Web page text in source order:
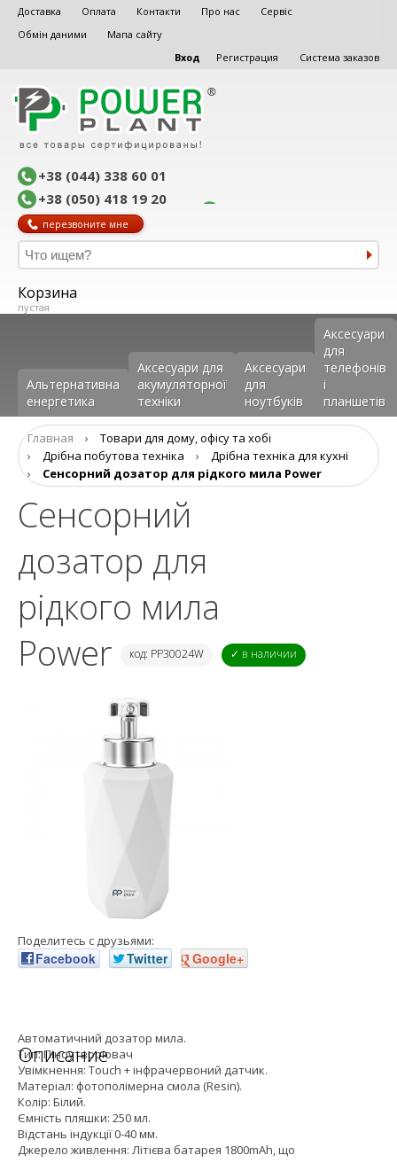
Доставка Оплата Контакти Про нас
Сервіс
Обмін даними
Мапа сайту
Вход
Регистрация Система заказов
+38 (044) 338 60 01
+38 (050) 418 19 20
перезвоните мне
Корзина
пустая
Альтернативна
енергетика
Аксесуари для
акумуляторної
техніки
Аксесуари
для
ноутбуків
Аксеcуари
для
телефонів
і
планшетів
Главная ›
Товари для дому, офісу та хобі
›
Дрібна побутова техніка ›
Дрібна техніка для кухні
›
Сенсорний дозатор для рідкого мила Power
Сенсорний
дозатор для
рідкого мила
Power
код: PP30024W ✓ в наличии
Поделитесь с друзьями:
Facebook Twitter Google+
Описание
Автоматичний дозатор мила.
Тип: Піноутворювач
Увімкнення: Touch + інфрачервоний датчик.
Матеріал: фотополімерна смола (Resin).
Колір: Білий.
Ємність пляшки: 250 мл.
Відстань індукції 0-40 мм.
Джерело живлення: Літієва батарея 1800mAh, що